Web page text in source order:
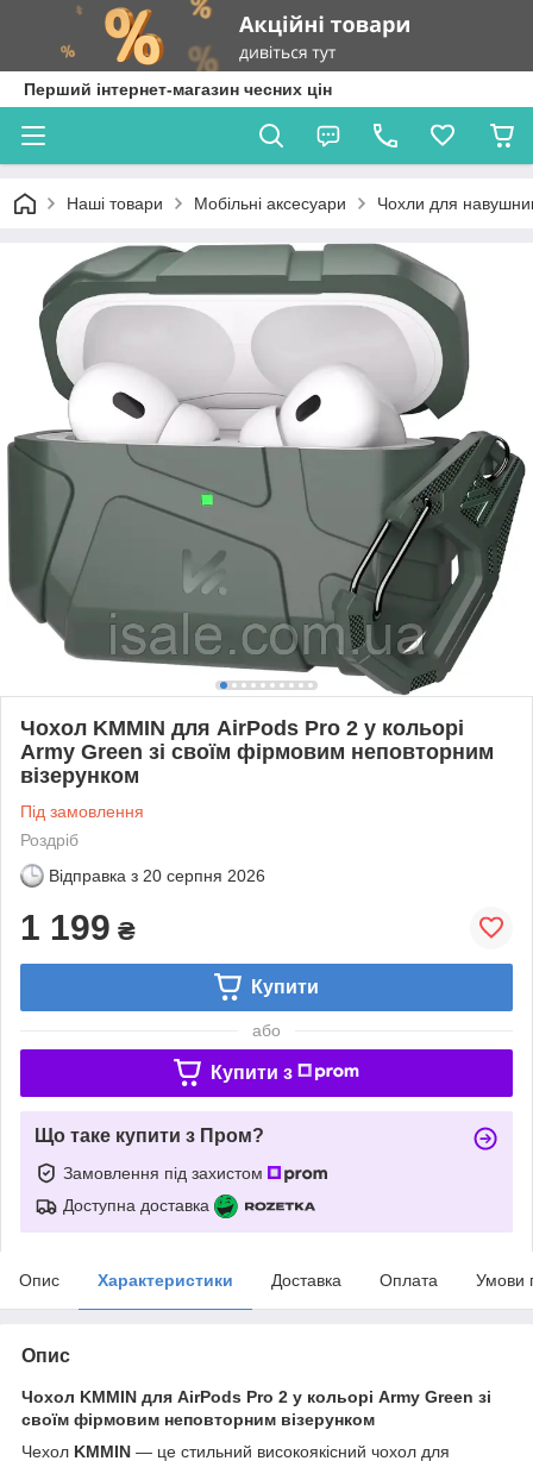
Перший інтернет-магазин чесних цін
Наші товари Мобільні аксесуари Чохли для
Чохол KMMIN для AirPods Pro 2 у кольорі
Army Green зі своїм фірмовим неповторним
візерунком
Під замовлення
Роздріб
Відправка з 20 серпня 2026
1 199 ₴
Купити
або
Купити з
Що таке купити з Пром?
Замовлення під захистом
Доступна доставка
Опис Характеристики Доставка Оплата Умови
Опис
Чохол KMMIN для AirPods Pro 2 у кольорі Army Green зі
своїм фірмовим неповторним візерунком
Чехол KMMIN — це стильний високоякісний чохол для